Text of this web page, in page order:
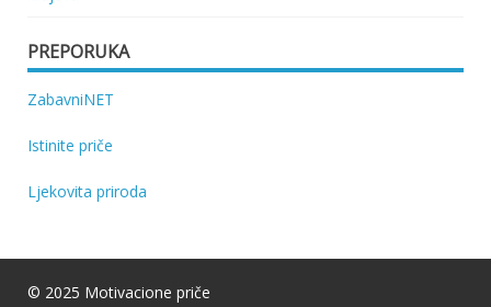
PREPORUKA
ZabavniNET
Istinite priče
Ljekovita priroda
© 2025 Motivacione priče